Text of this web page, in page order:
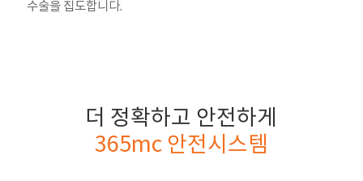
수술을 집도합니다.
더 정확하고 안전하게
365mc 안전시스템